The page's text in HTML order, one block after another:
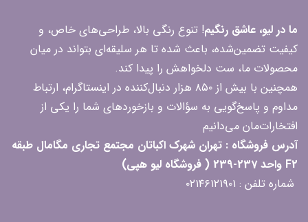
ما در لیو، عاشق رنگیم! تنوع رنگی بالا، طراحی‌های خاص، و
کیفیت تضمین‌شده، باعث شده تا هر سلیقه‌ای بتواند در میان
محصولات ما، ست دلخواهش را پیدا کند.
همچنین با بیش از ۸۵۰ هزار دنبال‌کننده در اینستاگرام، ارتباط
مداوم و پاسخ‌گویی به سؤالات و بازخوردهای شما را یکی از
افتخارات‌مان می‌دانیم
آدرس فروشگاه : تهران شهرک اکباتان مجتمع تجاری مگامال طبقه
F2 واحد 237-239 ( فروشگاه لیو هپی)
شماره تلفن : ۰۲۱۴۶۱۲۱۹۰۱